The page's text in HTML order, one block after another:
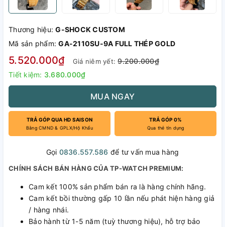
Thương hiệu:G-SHOCK CUSTOM
Mã sản phẩm:GA-2110SU-9A FULL THÉP GOLD
5.520.000₫ Giá niêm yết:9.200.000₫
Tiết kiệm: 3.680.000₫
MUA NGAY
TRẢ GÓP QUA HD SAISON
Bằng CMND & GPLX/Hộ Khẩu
TRẢ GÓP 0%
Qua thẻ tín dụng
Gọi 0836.557.586 để tư vấn mua hàng
CHÍNH SÁCH BÁN HÀNG CỦA TP-WATCH PREMIUM:
Cam kết 100% sản phẩm bán ra là hàng chính hãng.
Cam kết bồi thường gấp 10 lần nếu phát hiện hàng giả
/ hàng nhái.
Bảo hành từ 1-5 năm (tuỳ thương hiệu), hỗ trợ bảo